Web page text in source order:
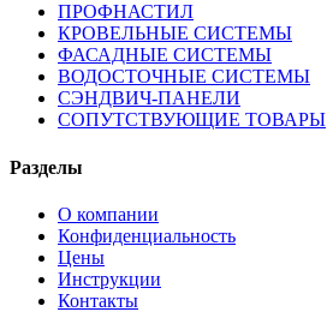
ПРОФНАСТИЛ
КРОВЕЛЬНЫЕ СИСТЕМЫ
ФАСАДНЫЕ СИСТЕМЫ
ВОДОСТОЧНЫЕ СИСТЕМЫ
СЭНДВИЧ-ПАНЕЛИ
СОПУТСТВУЮЩИЕ ТОВАРЫ
Разделы
О компании
Конфиденциальность
Цены
Инструкции
Контакты